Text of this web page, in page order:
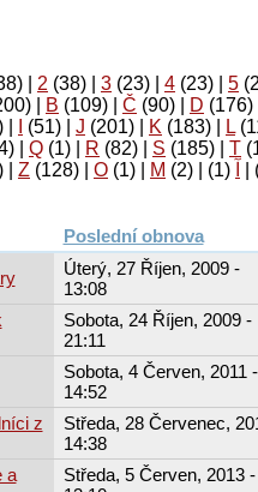
2 (38) 3 (23) 4 (23) 5
B (109) Č (90) D (176)
(51) J (201) K (183) L
Q (1) R (82) S (185) T
Z (128) Ο (1) М (2)
(1)
Poslední obnova
Úterý, 27 Říjen, 2009 -
13:08
Sobota, 24 Říjen, 2009 -
21:11
Sobota, 4 Červen, 2011 -
14:52
z
Středa, 28 Červenec,
14:38
a
Středa, 5 Červen, 2013 -